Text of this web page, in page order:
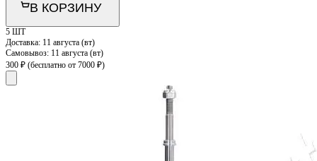
В КОРЗИНУ
5 ШТ
Доставка: 11 августа (вт)
Самовывоз: 11 августа (вт)
300 ₽ (бесплатно от 7000 ₽)